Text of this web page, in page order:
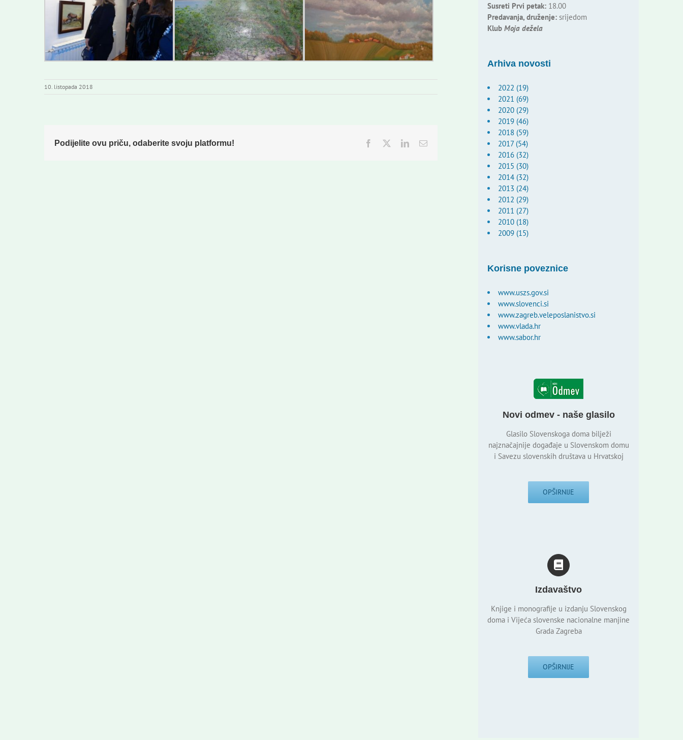
10. listopada 2018
Podijelite ovu priču, odaberite svoju platformu! Facebook
TwitterLinkedInEmail:
Susreti Prvi petak:18.00
Predavanja, druženje:srijedom
Klub Moja dežela
Arhiva novosti
2022 (19)
2021 (69)
2020 (29)
2019 (46)
2018 (59)
2017 (54)
2016 (32)
2015 (30)
2014 (32)
2013 (24)
2012 (29)
2011 (27)
2010 (18)
2009 (15)
Korisne poveznice
www.uszs.gov.si
www.slovenci.si
www.zagreb.veleposlanistvo.si
www.vlada.hr
www.sabor.hr
Novi odmev - naše glasilo
Glasilo Slovenskoga doma bilježi
najznačajnije događaje u Slovenskom domu
i Savezu slovenskih društava u Hrvatskoj
OPŠIRNIJE
Izdavaštvo
Knjige i monografije u izdanju Slovenskog
doma i Vijeća slovenske nacionalne manjine
Grada Zagreba
OPŠIRNIJE